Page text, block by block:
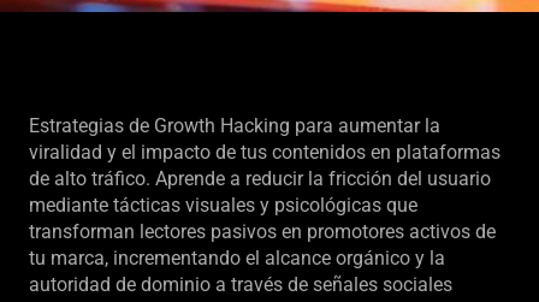
Estrategias de Growth Hacking para aumentar la
viralidad y el impacto de tus contenidos en plataformas
de alto tráfico. Aprende a reducir la fricción del usuario
mediante tácticas visuales y psicológicas que
transforman lectores pasivos en promotores activos de
tu marca, incrementando el alcance orgánico y la
autoridad de dominio a través de señales sociales